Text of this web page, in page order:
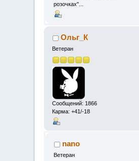
розочках"...
Ольг_К
Ветеран
Сообщений: 1866
Карма: +41/-18
nano
Ветеран